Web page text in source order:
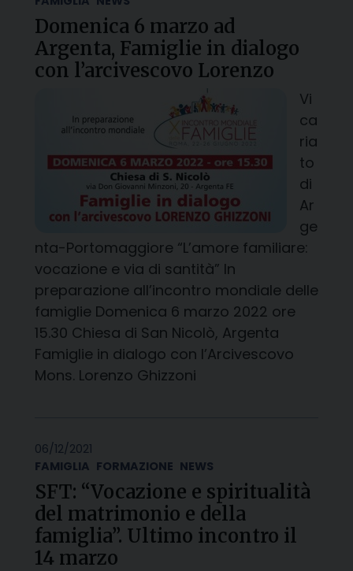
Domenica 6 marzo ad
Argenta, Famiglie in dialogo
con l’arcivescovo Lorenzo
Vi
ca
ria
to
di
Ar
ge
nta-Portomaggiore “L’amore familiare:
vocazione e via di santità” In
preparazione all’incontro mondiale delle
famiglie Domenica 6 marzo 2022 ore
15.30 Chiesa di San Nicolò, Argenta
Famiglie in dialogo con l’Arcivescovo
Mons. Lorenzo Ghizzoni
06/12/2021
FAMIGLIA FORMAZIONE NEWS
SFT: “Vocazione e spiritualità
del matrimonio e della
famiglia”. Ultimo incontro il
14 marzo